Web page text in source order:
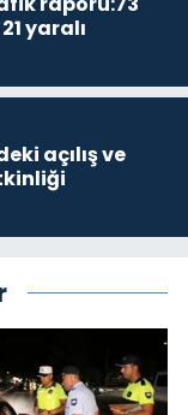
yaralı
açılış ve